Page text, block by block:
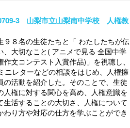
3 山梨市立山梨南中学校 人権教
９８名の生徒たちと「 わたしたちが伝
、大切なこと( アニメで見る 全国中学
作文コンテスト入賞作品)」を視聴し、
ニレターなどの相談をはじめ、人権擁
の活動を紹介した。そのことで、生徒
人権に対する関心を高め、人権意識を
生活することの大切さ、人権について
わり方や対応の仕方を学ぶことができ